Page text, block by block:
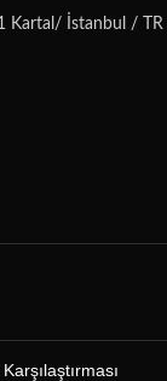
Kartal/ İstanbul / TR